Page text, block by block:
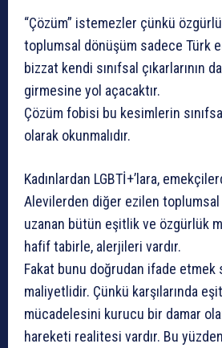
“Çözüm” istemezler çünkü
toplumsal dönüşüm sadece Türk
bizzat kendi sınıfsal çıkarlarının
girmesine yol açacaktır.
Çözüm fobisi bu kesimlerin
olarak okunmalıdır.
Kadınlardan LGBTİ+’lara,
Alevilerden diğer ezilen
uzanan bütün eşitlik ve özgürlük
hafif tabirle, alerjileri vardır.
Fakat bunu doğrudan ifade etmek
maliyetlidir. Çünkü karşılarında
mücadelesini kurucu bir damar
hareketi realitesi vardır. Bu